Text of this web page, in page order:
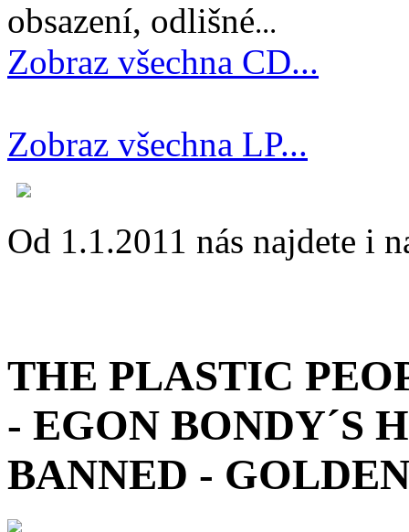
obsazení, odlišné...
Zobraz všechna CD...
Zobraz všechna LP...
Od 1.1.2011 nás najdete i
THE PLASTIC
- EGON BONDY´S
BANNED -